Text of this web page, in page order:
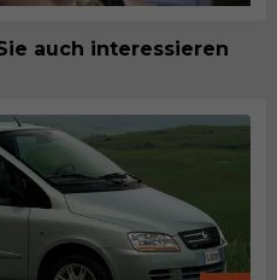
auch interessieren